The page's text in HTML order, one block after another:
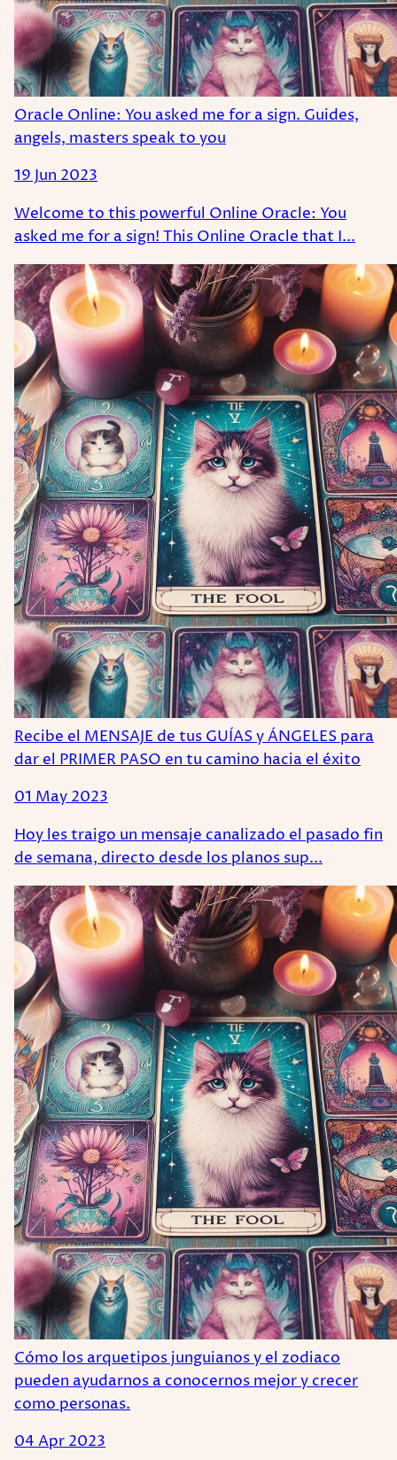
Oracle Online: You asked me for a sign. Guides,
angels, masters speak to you
19 Jun 2023
Welcome to this powerful Online Oracle: You
asked me for a sign! This Online Oracle that I...
Recibe el MENSAJE de tus GUÍAS y ÁNGELES para
dar el PRIMER PASO en tu camino hacia el éxito
01 May 2023
Hoy les traigo un mensaje canalizado el pasado fin
de semana, directo desde los planos sup...
Cómo los arquetipos junguianos y el zodiaco
pueden ayudarnos a conocernos mejor y crecer
como personas.
04 Apr 2023